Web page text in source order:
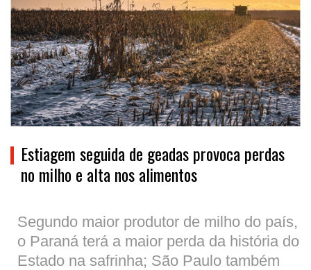
Estiagem seguida de geadas provoca perdas
no milho e alta nos alimentos
Segundo maior produtor de milho do país,
o Paraná terá a maior perda da história do
Estado na safrinha; São Paulo também